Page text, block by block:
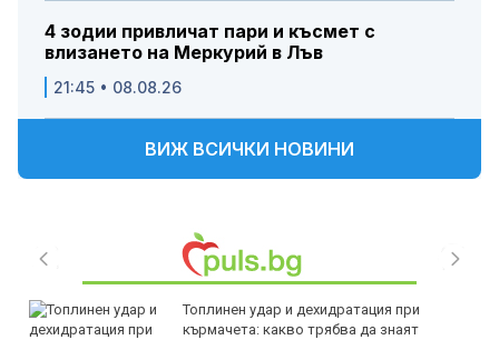
4 зодии привличат пари и късмет с
влизането на Меркурий в Лъв
21:45 • 08.08.26
ВИЖ ВСИЧКИ НОВИНИ
Топлинен удар и дехидратация при
кърмачета: какво трябва да знаят